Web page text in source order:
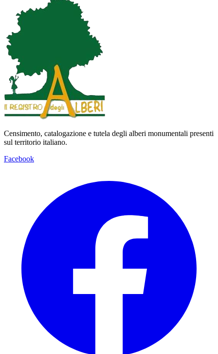
Map Satellite
Censimento, catalogazione e tutela degli alberi monumentali presenti
sul territorio italiano.
Facebook